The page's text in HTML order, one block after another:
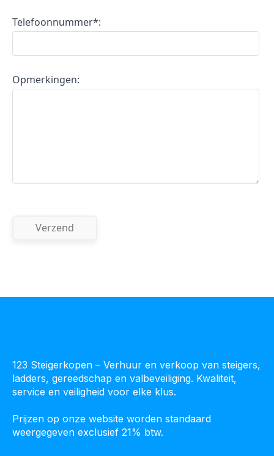
Telefoonnummer*:
Opmerkingen:
123 Steigerkopen – Verhuur en verkoop van steigers,
ladders, gereedschap en valbeveiliging. Kwaliteit,
service en veiligheid voor elke klus.
Prijzen op onze website worden standaard
weergegeven exclusief 21% btw.